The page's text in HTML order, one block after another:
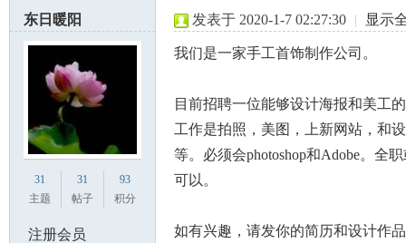
东日暖阳
31
主题
31
帖子
93
积分
注册会员
发表于 2020-1-7 02:27:30 | 显示
我们是一家手工首饰制作公司。
目前招聘一位能够设计海报和美工
工作是拍照，美图，上新网站，和
等。必须会photoshop和Adobe。全
可以。
如有兴趣，请发你的简历和设计作